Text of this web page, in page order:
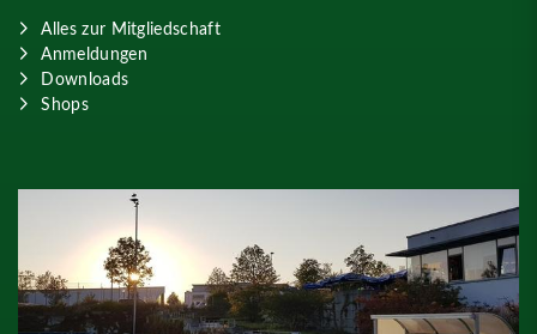
Alles zur Mitgliedschaft
Anmeldungen
Downloads
Shops